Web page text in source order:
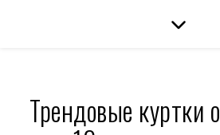
Трендовые куртки